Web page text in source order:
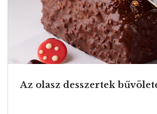
Az olasz desszertek